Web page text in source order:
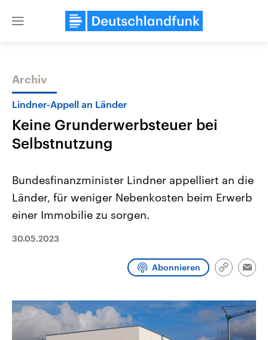
Close
Themen
USA
Aktuelle Beiträge, Analysen und
Wirtschaftlich und militärisch
den mächtigsten Ländern der Erde, Region wieder die Gewalt
Israel möchte die Hamas
Diese wird wie die
Sendungen Programm Podcasts
Audio-Archiv
Archiv
Lindner-Appell an Länder
Keine Grunderwerbsteuer bei
Selbstnutzung
Bundesfinanzminister Lindner appelliert an die
Länder, für weniger Nebenkosten beim Erwerb
einer Immobilie zu sorgen.
30.05.2023
Abonnieren
Link